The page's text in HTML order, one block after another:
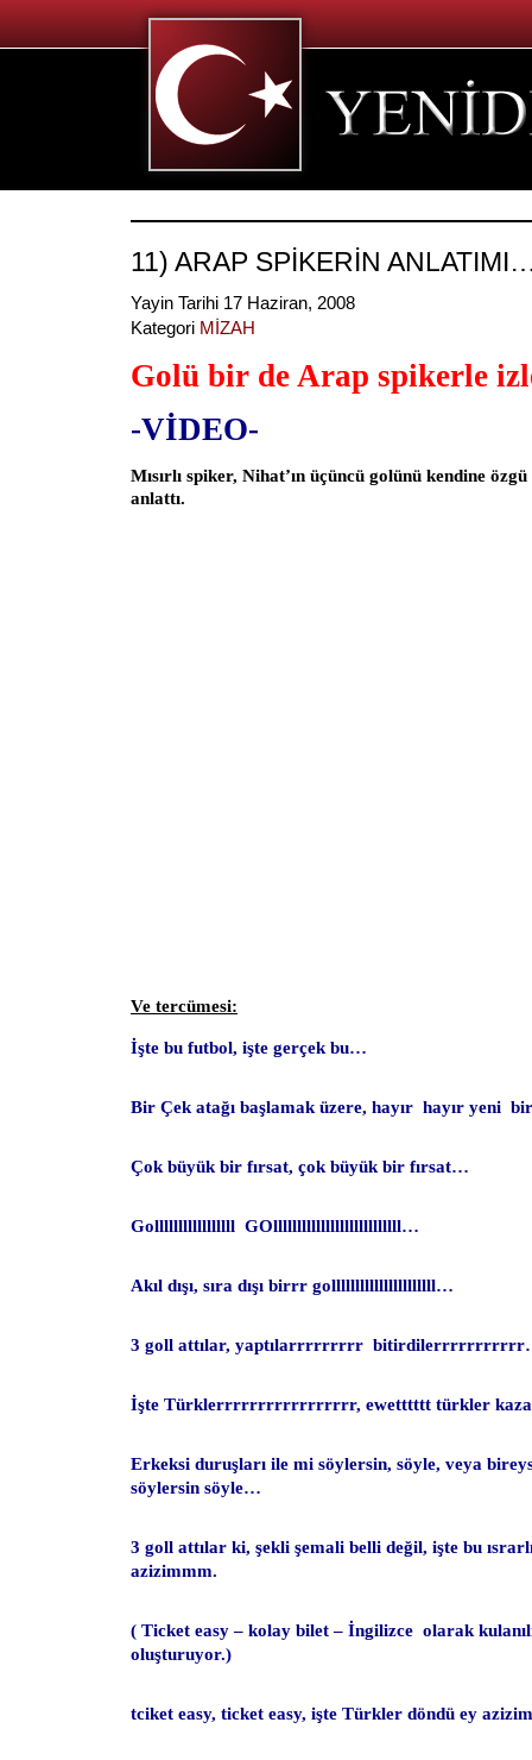
11) ARAP SPİKERİN
Yayin Tarihi 17 Haziran, 2008
Kategori MİZAH
Golü bir de Arap spikerle
-VİDEO-
Mısırlı spiker, Nihat’ın üçüncü golünü kendine
anlattı.
Ve tercümesi:
İşte bu futbol, işte gerçek bu…
Bir Çek atağı başlamak üzere, hayır hayır yeni
Çok büyük bir fırsat, çok büyük bir fırsat…
Golllllllllllllllll GOlllllllllllllllllllllllllll…
Akıl dışı, sıra dışı birrr gollllllllllllllllllllll…
3 goll attılar, yaptılarrrrrrrrr
İşte Türklerrrrrrrrrrrrrrrrr, ewetttttt türkler
Erkeksi duruşları ile mi söylersin, söyle, veya
söylersin söyle…
3 goll attılar ki, şekli şemali belli değil, işte bu
azizimmm.
( Ticket easy – kolay bilet – İngilizce olarak
oluşturuyor.)
tciket easy, ticket easy, işte Türkler döndü ey